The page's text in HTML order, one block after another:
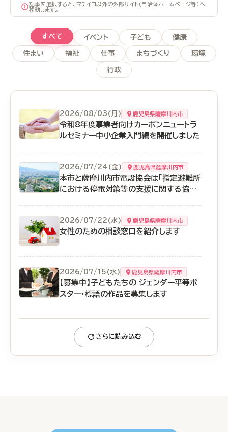
記事を選択すると、マチイロ以外の外部サイト（自治体ホームページ等）へ
移動します。
すべて イベント 子ども 健康
住まい 福祉 仕事 まちづくり 環境
行政
2026/08/03(月) 鹿児島県薩摩川内市
令和8年度事業者向けカーボンニュートラ
ルセミナー中小企業入門編を開催しました
2026/07/24(金) 鹿児島県薩摩川内市
本市と薩摩川内市電設協会は「指定避難所
における停電対策等の支援に関する協定」
2026/07/22(水) 鹿児島県薩摩川内市
女性のための相談窓口を紹介します
2026/07/15(水) 鹿児島県薩摩川内市
【募集中】子どもたちの ジェンダー平等ポ
スター・標語の作品を募集します
さらに読み込む